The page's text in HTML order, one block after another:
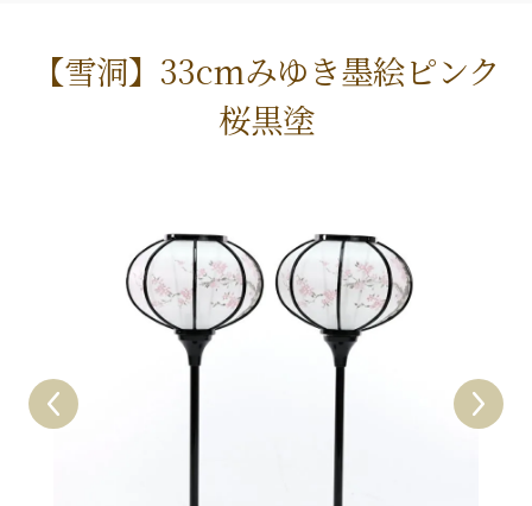
【雪洞】33cmみゆき墨絵ピンク
桜黒塗